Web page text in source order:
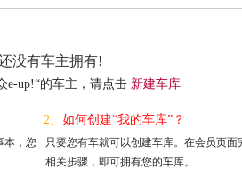
没有车主拥有!
e-up!“的车主，请点击 新建车库
本，您
2、 如何创建“我的车库”？
只要您有车就可以创建车库。在会员页面
相关步骤，即可拥有您的车库。